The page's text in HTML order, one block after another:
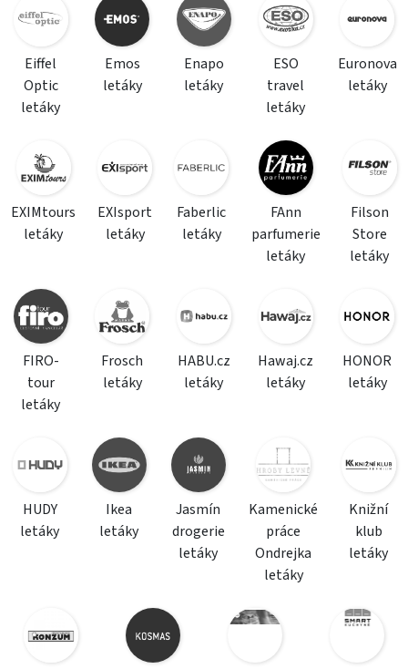
Eiffel
Optic
letáky
Emos
letáky
Enapo
letáky
ESO
travel
letáky
Euronova
letáky
EXIMtours
letáky
EXIsport
letáky
Faberlic
letáky
FAnn
parfumerie
letáky
Filson
Store
letáky
FIRO-
tour
letáky
Frosch
letáky
HABU.cz
letáky
Hawaj.cz
letáky
HONOR
letáky
HUDY
letáky
Ikea
letáky
Jasmín
drogerie
letáky
Kamenické
práce
Ondrejka
letáky
Knižní
klub
letáky